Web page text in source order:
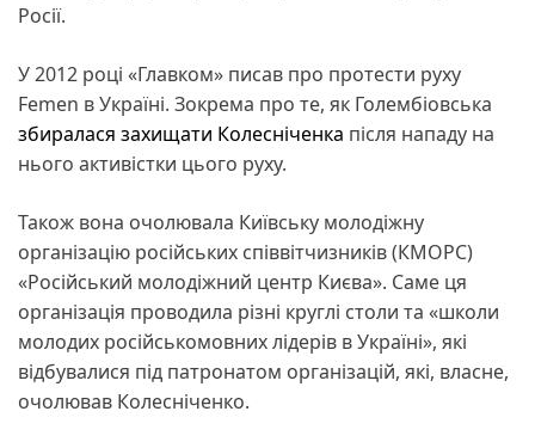
Росії.
У 2012 році «Главком» писав про протести руху
Femen в Україні. Зокрема про те, як Голембіовська
збиралася захищати Колесніченка після нападу на
нього активістки цього руху.
Також вона очолювала Київську молодіжну
організацію російських співвітчизників (КМОРС)
«Російський молодіжний центр Києва». Саме ця
організація проводила різні круглі столи та «школи
молодих російськомовних лідерів в Україні», які
відбувалися під патронатом організацій, які, власне,
очолював Колесніченко.